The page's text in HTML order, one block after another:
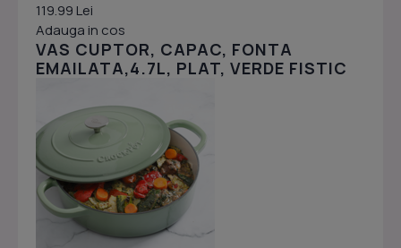
119.99 Lei
Adauga in cos
VAS CUPTOR, CAPAC, FONTA
EMAILATA,4.7L, PLAT, VERDE FISTIC